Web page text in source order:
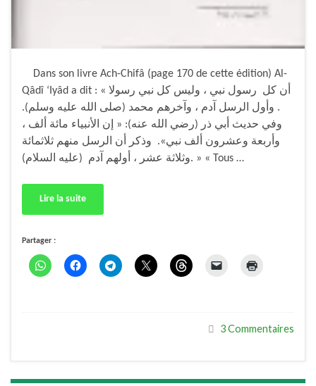
Dans son livre Ach-Chifâ (page 170 de cette édition) Al-
Qâdî ‘Iyâd a dit : « أن كل رسول نبي ، وليس كل نبي رسولا
. وأول الرسل آدم ، وآخرهم محمد (صلى الله عليه وسلم).
وفي حديث أبي ذر (رضي الله عنه): « إن الأنبياء مائة ألف ،
وأربعة وعشرون ألف نبي». وذكر أن الرسل منهم ثلاثمائة
وثلاثة عشر ، أولهم آدم (عليه السلام). » « Tous …
Lire la suite
Partager :
3 Commentaires